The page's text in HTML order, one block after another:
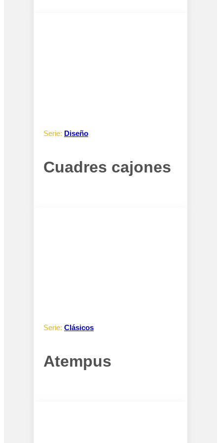
Serie: Diseño
Cuadres cajones
Serie: Clásicos
Atempus